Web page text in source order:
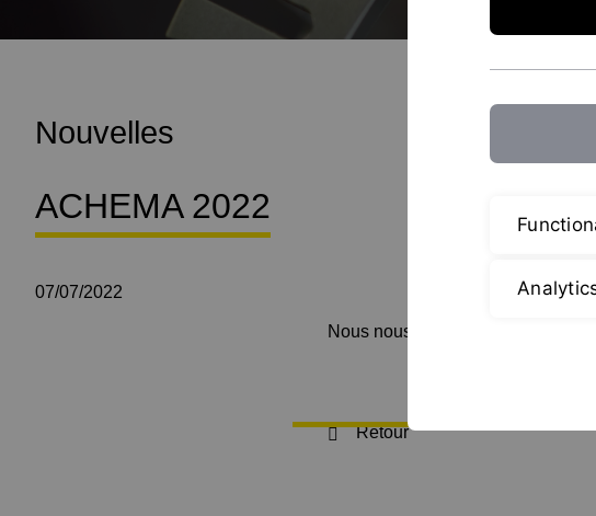
Nouvelles
ACHEMA 2022
07/07/2022
Nous nous réjouissons de vous
Retour